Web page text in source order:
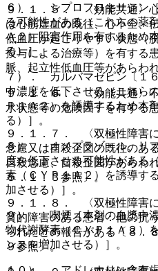
６）． シプロフロキサシン
る可能性がある（これらの薬
Ａ２）阻害作用を有するため
る）］。
７）． カルバマゼピン〔１
中濃度を低下させる（これら
Ｐ１Ａ２）を誘導するため本
る）］。
８）． オメプラゾール、リ
度を低下させる可能性がある
素（ＣＹＰ１Ａ２）を誘導す
加させる）］。
９）． 喫煙［本剤の血漿中
物代謝酵素（ＣＹＰ１Ａ２）
ンスを増加させる）］。
９．１．５． 〈効能共通〉
は心筋虚血の既往、心不全、
低血圧が起こりやすい状態（
投与による治療等）を有する
脈、起立性低血圧等があらわ
９．１．６． 〈効能共通〉
水状態等の危険因子を有する
９．１．７． 〈双極性障害
念慮又は自殺企図の既往のあ
自殺念慮、自殺企図があらわ
５．１．３参照〕。
９．１．８． 〈双極性障害
質的障害のある患者：他の抗
られたとの報告がある〔８．
９参照〕。